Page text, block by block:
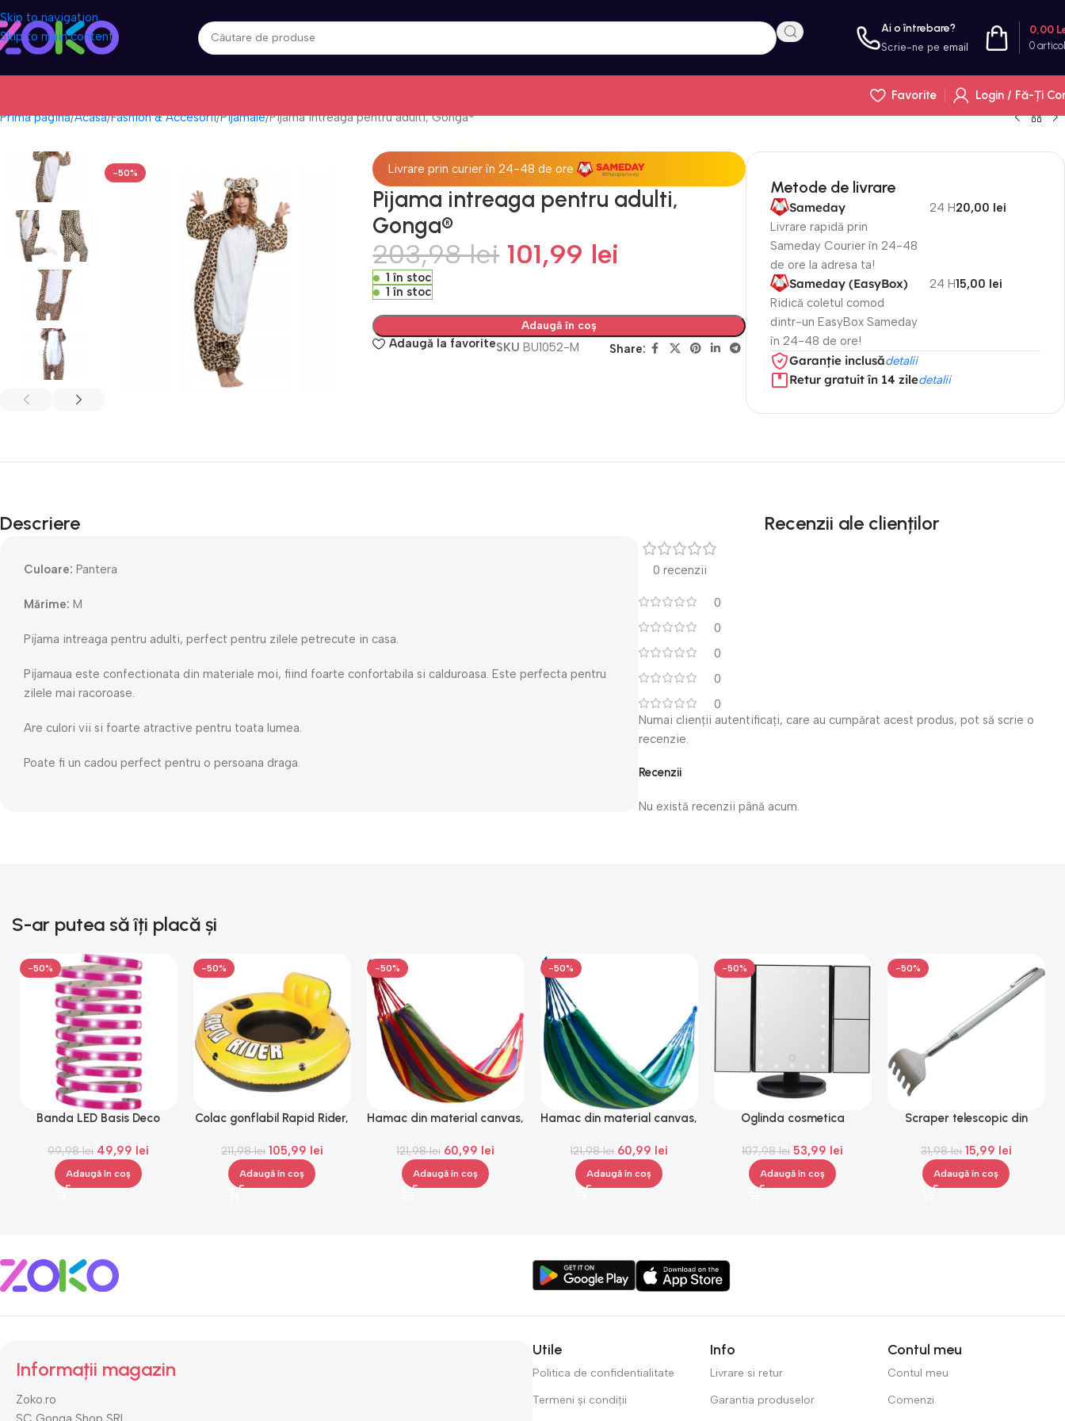
Skip to navigation
Skip to main content
Ai o întrebare?
Scrie-ne pe email 0
0,00
Favorite
Login / Fă-Ți
Prima pagină Acasa Fashion & Accesorii Pijamale Pijama intreaga pentru adulti, Gonga®
-50% Livrare prin curier în 24-48 de ore
Pijama intreaga pentru adulti,
Gonga®
203,98lei 101,99 lei
1 în stoc
1 în stoc
Adaugă în coș
Adaugă la favoriteSKUBU1052-M Share:
Metode de livrare
Sameday
Livrare rapidă prin
Sameday Courier în 24-48
de ore la adresa ta!
24 H20,00 lei
Sameday (EasyBox)
Ridică coletul comod
dintr-un EasyBox Sameday
în 24-48 de ore!
24 H15,00 lei
Garanție inclusădetalii
Retur gratuit în 14 ziledetalii
Descriere
Culoare: Pantera
Mărime: M
Pijama intreaga pentru adulti, perfect pentru zilele petrecute in casa.
Pijamaua este confectionata din materiale moi, fiind foarte confortabila si calduroasa. Este perfecta pentru
zilele mai racoroase.
Are culori vii si foarte atractive pentru toata lumea.
Poate fi un cadou perfect pentru o persoana draga.
Recenzii ale clienților
0 recenzii
0
0
0
0
0
Recenzii
Nu există recenzii până acum.
Numai clienții autentificați, care au cumpărat acest produs, pot să scrie o
recenzie.
S-ar putea să îți placă și
-50%
Banda LED Basis Deco
cm
99,98lei 49,99 lei
Adaugă în coș
-50%
Colac gonflabil Rapid Rider,
211,98lei 105,99 lei
Adaugă în coș
-50%
Hamac din material canvas,
121,98lei 60,99 lei
Adaugă în coș
-50%
Hamac din material canvas,
121,98lei 60,99 lei
Adaugă în coș
-50%
Oglinda cosmetica
senzor de atingere,Gonga®
107,98lei 53,99 lei
Adaugă în coș
-50%
Scraper telescopic din
pentru spate, Gonga®
31,98lei 15,99 lei
Adaugă în coș
Informații magazin
Zoko.ro
Utile
Politica de confidentialitate
Termeni și condiții
Info
Livrare si retur
Garantia produselor
Contul meu
Contul meu
Comenzi